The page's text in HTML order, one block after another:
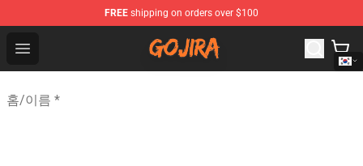
FREE shipping on orders over $100
Open menu
Gojira Shop - Official Gojira Merchandise Store
홈/이름 *